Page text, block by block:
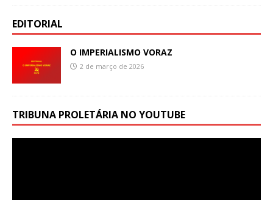
EDITORIAL
O IMPERIALISMO VORAZ
2 de março de 2026
TRIBUNA PROLETÁRIA NO YOUTUBE